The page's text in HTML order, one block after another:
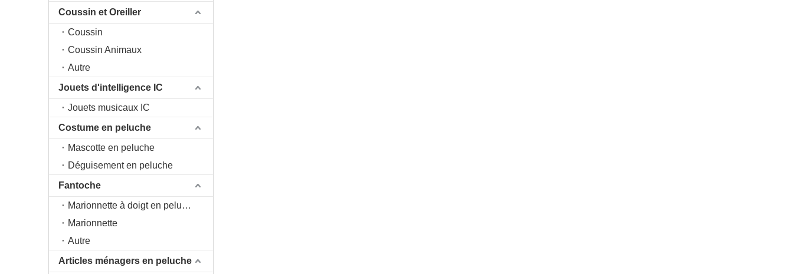
Coussin et Oreiller
Coussin
Coussin Animaux
Autre
Jouets d'intelligence IC
Jouets musicaux IC
Costume en peluche
Mascotte en peluche
Déguisement en peluche
Fantoche
Marionnette à doigt en peluche
Marionnette
Autre
Articles ménagers en peluche